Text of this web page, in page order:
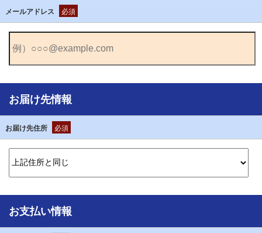
メールアドレス 必須
お届け先情報
お届け先住所 必須
お支払い情報